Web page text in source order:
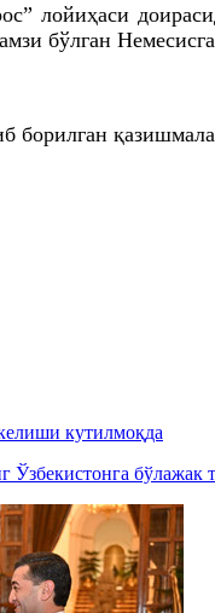
лойиҳаси
бўлган
борилган
кутилмоқда